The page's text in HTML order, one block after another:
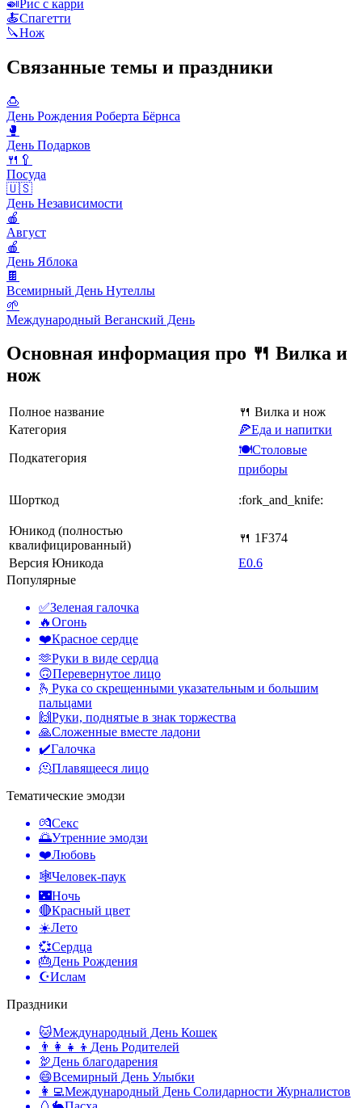
🍛Рис с карри
🍝Спагетти
🔪Нож
Связанные темы и праздники
🍮
День Рождения Роберта Бёрнса
🥊
День Подарков
🍴🥄
Посуда
🇺🇸
День Независимости
🍎
Август
🍎
День Яблока
🍫
Всемирный День Нутеллы
🌱
Международный Веганский День
Основная информация про 🍴 Вилка и
нож
Полное название
🍴 Вилка и нож
Категория
🍕Еда и напитки
Подкатегория
🍽Столовые
приборы
Шорткод :fork_and_knife:
Юникод (полностью
квалифицированный)
🍴 1F374
Версия Юникода
E0.6
Популярные
✅Зеленая галочка
🔥Огонь
❤️Красное сердце
🫶Руки в виде сердца
🙃Перевернутое лицо
🫰 Рука со скрещенными указательным и большим
пальцами
🙌Руки, поднятые в знак торжества
🙏Сложенные вместе ладони
✔️Галочка
🫠Плавящееся лицо
Тематические эмодзи
💏Секс
🌅Утренние эмодзи
❤️Любовь
🕸️Человек-паук
🌃Ночь
🔴Красный цвет
☀️Лето
💞Сердца
🎂День Рождения
☪️Ислам
Праздники
🐱Международный День Кошек
👨‍👩‍👧‍👦 День Родителей
🦃День благодарения
😄Всемирный День Улыбки
👩‍💻Международный День Солидарности Журналистов